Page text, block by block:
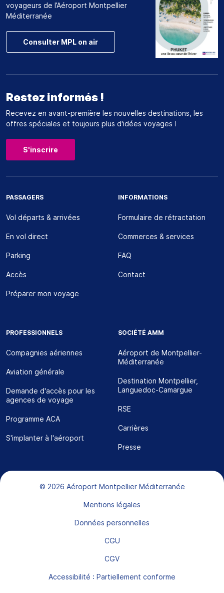
voyageurs de l’Aéroport Montpellier
Méditerranée
Consulter MPL on air
Restez informés !
Recevez en avant-première les nouvelles destinations, les
offres spéciales et toujours plus d'idées voyages !
S'inscrire
PASSAGERS
Vol départs & arrivées
En vol direct
Parking
Accès
Préparer mon voyage
INFORMATIONS
Formulaire de rétractation
Commerces & services
FAQ
Contact
PROFESSIONNELS
Compagnies aériennes
Aviation générale
Demande d'accès pour les
agences de voyage
Programme ACA
S'implanter à l'aéroport
SOCIÉTÉ AMM
Aéroport de Montpellier-
Méditerranée
Destination Montpellier,
Languedoc-Camargue
RSE
Carrières
Presse
Bas de page
© 2026 Aéroport Montpellier Méditerranée
Mentions légales
Données personnelles
CGU
CGV
Accessibilité : Partiellement conforme